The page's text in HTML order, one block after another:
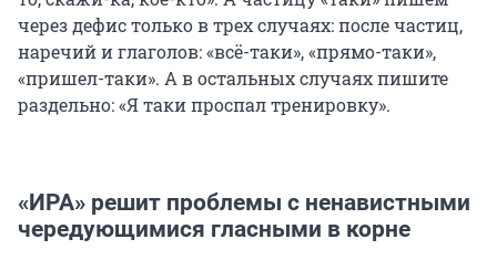
через дефис только в трех случаях: после частиц,
наречий и глаголов: «всё-таки», «прямо-таки»,
«пришел-таки». А в остальных случаях пишите
раздельно: «Я таки проспал тренировку».
«ИРА» решит проблемы с ненавистными
чередующимися гласными в корне